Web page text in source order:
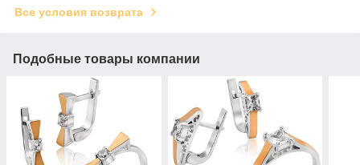
Все условия возврата
Подобные товары компании